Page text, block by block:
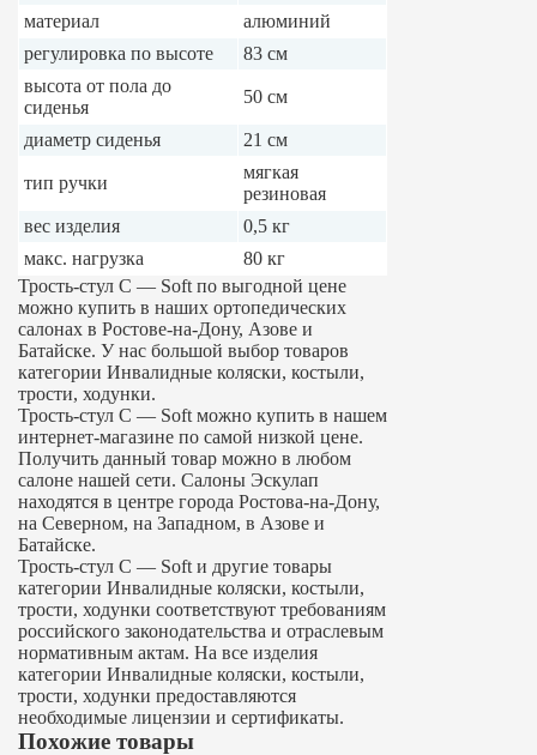
материал
алюминий
регулировка по высоте
83 см
высота от пола до
сиденья
50 см
диаметр сиденья 21 см
тип ручки
мягкая
резиновая
вес изделия
0,5 кг
макс. нагрузка
80 кг
Трость-стул C — Soft по выгодной цене
можно купить в наших ортопедических
салонах в Ростове-на-Дону, Азове и
Батайске. У нас большой выбор товаров
категории Инвалидные коляски, костыли,
трости, ходунки.
Трость-стул C — Soft можно купить в нашем
интернет-магазине по самой низкой цене.
Получить данный товар можно в любом
салоне нашей сети. Салоны Эскулап
находятся в центре города Ростова-на-Дону,
на Северном, на Западном, в Азове и
Батайске.
Трость-стул C — Soft и другие товары
категории Инвалидные коляски, костыли,
трости, ходунки соответствуют требованиям
российского законодательства и отраслевым
нормативным актам. На все изделия
категории Инвалидные коляски, костыли,
трости, ходунки предоставляются
необходимые лицензии и сертификаты.
Похожие товары